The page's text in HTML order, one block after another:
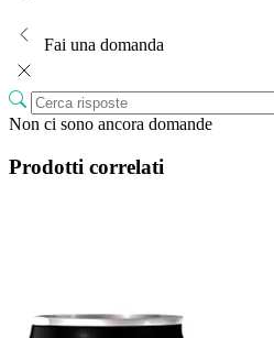
Fai una domanda
Non ci sono ancora domande
Prodotti correlati